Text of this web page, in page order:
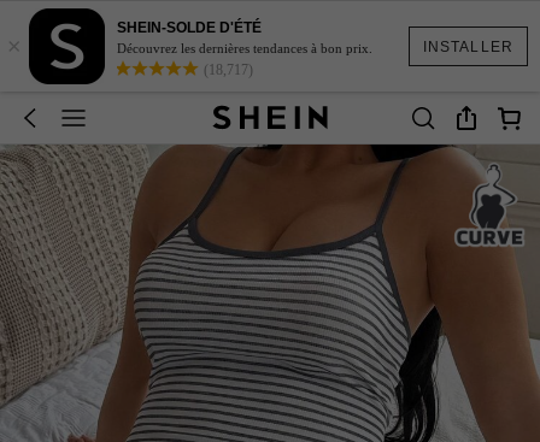
INSTALLER
×
SHEIN-SOLDE D'ÉTÉ
Découvrez les dernières tendances à bon prix.
(18,717)